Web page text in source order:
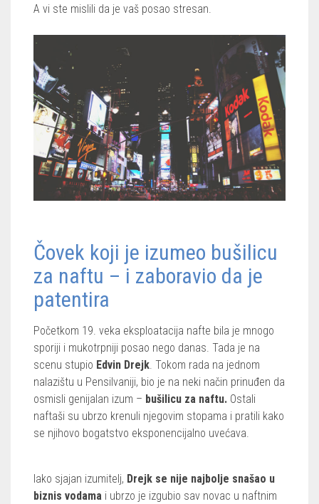
A vi ste mislili da je vaš posao stresan.
Čovek koji je izumeo bušilicu
za naftu – i zaboravio da je
patentira
Početkom 19. veka eksploatacija nafte bila je mnogo
sporiji i mukotrpniji posao nego danas. Tada je na
scenu stupio Edvin Drejk. Tokom rada na jednom
nalazištu u Pensilvaniji, bio je na neki način prinuđen da
osmisli genijalan izum – bušilicu za naftu. Ostali
naftaši su ubrzo krenuli njegovim stopama i pratili kako
se njihovo bogatstvo eksponencijalno uvećava.
Iako sjajan izumitelj, Drejk se nije najbolje snašao u
biznis vodama i ubrzo je izgubio sav novac u naftnim